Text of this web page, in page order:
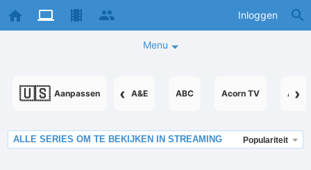
Inloggen
Menu
🇺🇸 Aanpassen ‹ ›
A&E ABC Acorn TV
ALLE SERIES OM TE BEKIJKEN IN STREAMING Populariteit